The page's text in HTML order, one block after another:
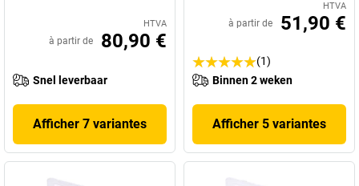
HTVA
à partir de 80,90 €
Snel leverbaar
Afficher 7 variantes
HTVA
à partir de 51,90 €
(1)
Binnen 2 weken
Afficher 5 variantes